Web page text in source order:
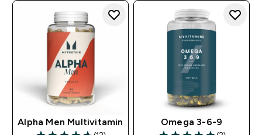
Alpha Men Multivitamin
Omega 3-6-9